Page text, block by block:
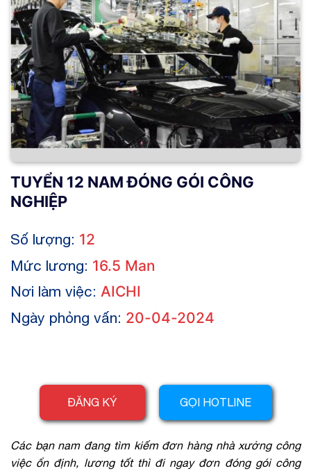
TUYỂN 12 NAM ĐÓNG GÓI CÔNG
NGHIỆP
Số lượng: 12
Mức lương: 16.5 Man
Nơi làm việc: AICHI
Ngày phỏng vấn: 20-04-2024
ĐĂNG KÝ GỌI HOTLINE
Các bạn nam đang tìm kiếm đơn hàng nhà xưởng công
việc ổn định, lương tốt thì đi ngay đơn đóng gói công